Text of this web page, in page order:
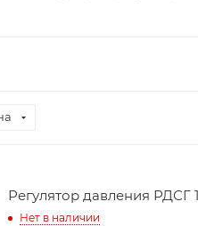
Регулятор давления РДСГ
Нет в наличии